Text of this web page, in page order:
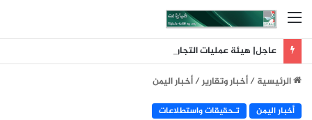
القائمة
الرئيسية/أخبار وتقارير/أخبار اليمن
أخبار اليمن تـحقيقات واستطلاعات